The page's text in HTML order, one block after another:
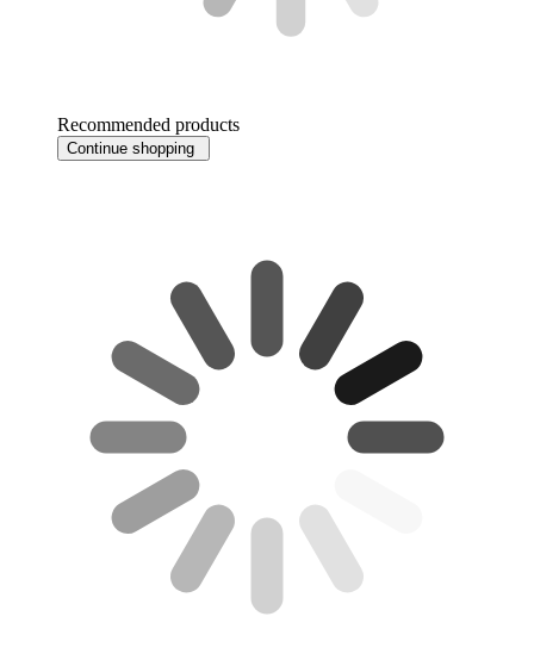
Recommended products
Continue shopping